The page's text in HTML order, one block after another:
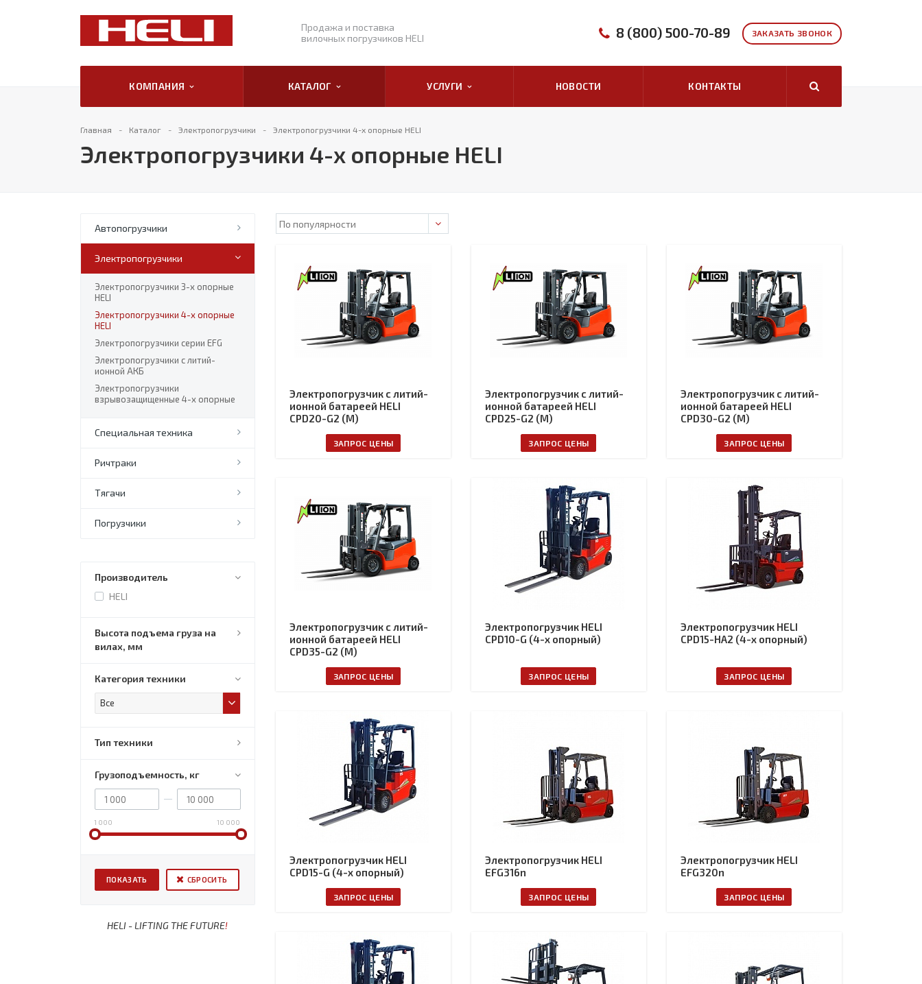
Продажа и поставка
вилочных погрузчиков HELI
ЗАКАЗАТЬ ЗВОНОК
8 (800) 500-70-89
КОМПАНИЯ КАТАЛОГ УСЛУГИ НОВОСТИ КОНТАКТЫ
Главная Каталог Электропогрузчики Электропогрузчики 4-х опорные HELI
Электропогрузчики 4-х опорные HELI
Автопогрузчики
Электропогрузчики
Электропогрузчики 3-х опорные
HELI
Электропогрузчики 4-х опорные
HELI
Электропогрузчики серии EFG
Электропогрузчики с литий-
ионной АКБ
Электропогрузчики
взрывозащищенные 4-х опорные
Специальная техника
Ричтраки
Тягачи
Погрузчики
Производитель
HELI
Высота подъема груза на
вилах, мм
Категория техники
Все
Тип техники
Грузоподъемность, кг
1 000 10 000
СБРОСИТЬ
HELI - LIFTING THE FUTURE!
Электропогрузчик с литий-
ионной батареей HELI
CPD20-G2 (M)
ЗАПРОС ЦЕНЫ
Электропогрузчик с литий-
ионной батареей HELI
CPD25-G2 (M)
ЗАПРОС ЦЕНЫ
Электропогрузчик с литий-
ионной батареей HELI
CPD30-G2 (M)
ЗАПРОС ЦЕНЫ
Электропогрузчик с литий-
ионной батареей HELI
CPD35-G2 (M)
ЗАПРОС ЦЕНЫ
Электропогрузчик HELI
CPD10-G (4-х опорный)
ЗАПРОС ЦЕНЫ
Электропогрузчик HELI
CPD15-HA2 (4-х опорный)
ЗАПРОС ЦЕНЫ
Электропогрузчик HELI
CPD15-G (4-х опорный)
ЗАПРОС ЦЕНЫ
Электропогрузчик HELI
EFG316n
ЗАПРОС ЦЕНЫ
Электропогрузчик HELI
EFG320n
ЗАПРОС ЦЕНЫ